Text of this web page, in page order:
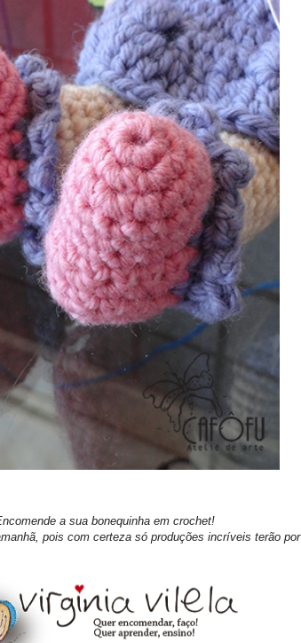
a sua bonequinha em crochet!
pois com certeza só produções incríveis terão por